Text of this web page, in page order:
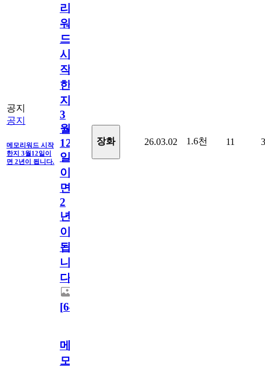
공지
공지
메모리워드 시작
한지 3월12일이
면 2년이 됩니다.
리
워
드
시
작
한
지
3
월
12
일
이
면
2
년
이
됩
니
다.
[64
장화 26.03.02 1.6천 11 3
메
모